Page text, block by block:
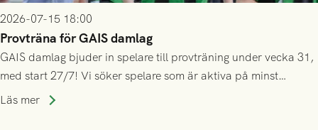
2026-07-15 18:00
Provträna för GAIS damlag
GAIS damlag bjuder in spelare till provträning under vecka 31,
med start 27/7! Vi söker spelare som är aktiva på minst
division 3-nivå.
Läs mer